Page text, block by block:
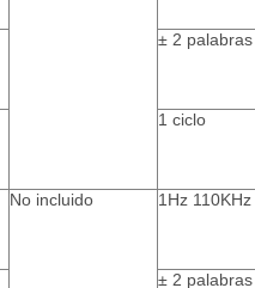
± 2 palabras
1 ciclo
No incluido 1Hz 110KHz
± 2 palabras